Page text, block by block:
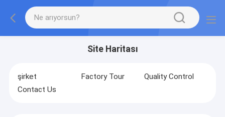
Site Haritası
şirket Factory Tour
Quality Control
Contact Us